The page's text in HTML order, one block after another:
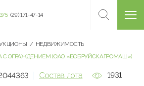
(29) 171-47-14
НЕДВИЖИМОСТЬ
ОГРАЖДЕНИЕМ (ОАО «БОБРУЙСКАГРОМАШ»)
Состав лота 1931